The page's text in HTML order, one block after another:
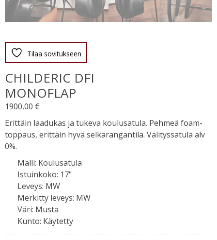
Tilaa sovitukseen
CHILDERIC DFI
MONOFLAP
1900,00 €
Erittäin laadukas ja tukeva koulusatula. Pehmeä foam-
toppaus, erittäin hyvä selkärangantila. Välityssatula alv
0%.
Malli: Koulusatula
Istuinkoko: 17"
Leveys: MW
Merkitty leveys: MW
Väri: Musta
Kunto: Käytetty